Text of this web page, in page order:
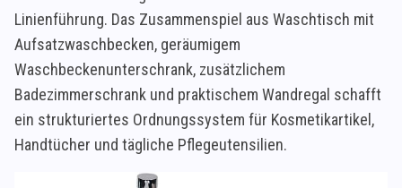
Linienführung. Das Zusammenspiel aus Waschtisch mit
Aufsatzwaschbecken, geräumigem
Waschbeckenunterschrank, zusätzlichem
Badezimmerschrank und praktischem Wandregal schafft
ein strukturiertes Ordnungssystem für Kosmetikartikel,
Handtücher und tägliche Pflegeutensilien.